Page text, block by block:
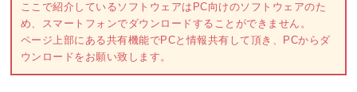
ここで紹介しているソフトウェアはPC向けのソフトウェアのた
め、スマートフォンでダウンロードすることができません。
ページ上部にある共有機能でPCと情報共有して頂き、PCからダ
ウンロードをお願い致します。